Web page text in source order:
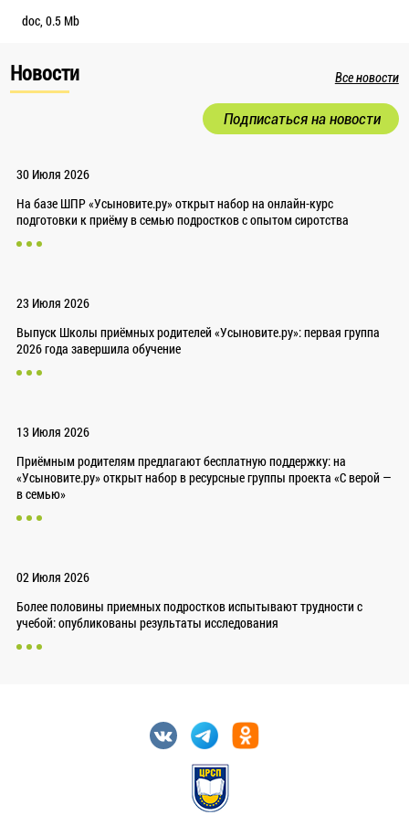
doc, 0.5 Mb
Новости Все новости
Подписаться на новости
30 Июля 2026
На базе ШПР «Усыновите.ру» открыт набор на онлайн-курс
подготовки к приёму в семью подростков с опытом сиротства
23 Июля 2026
Выпуск Школы приёмных родителей «Усыновите.ру»: первая группа
2026 года завершила обучение
13 Июля 2026
Приёмным родителям предлагают бесплатную поддержку: на
«Усыновите.ру» открыт набор в ресурсные группы проекта «С верой —
в семью»
02 Июля 2026
Более половины приемных подростков испытывают трудности с
учебой: опубликованы результаты исследования